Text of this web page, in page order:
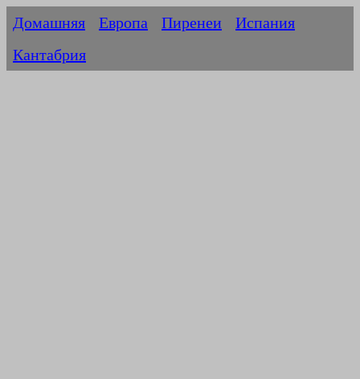
Домашняя Европа Пиренеи
Испания
Кантабрия